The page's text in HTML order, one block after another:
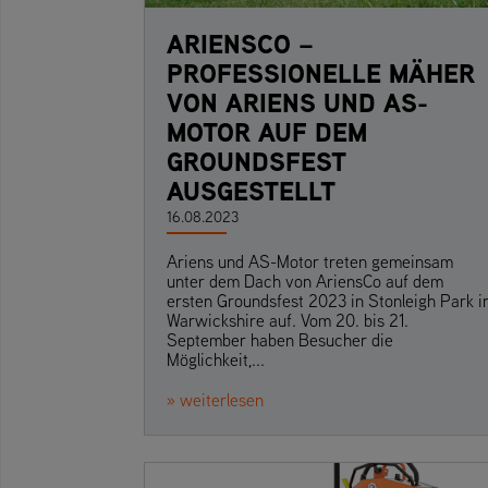
ARIENSCO –
PROFESSIONELLE MÄHER
VON ARIENS UND AS-
MOTOR AUF DEM
GROUNDSFEST
AUSGESTELLT
16.08.2023
Ariens und AS-Motor treten gemeinsam
unter dem Dach von AriensCo auf dem
ersten Groundsfest 2023 in Stonleigh Park
Warwickshire auf. Vom 20. bis 21.
September haben Besucher die
Möglichkeit,...
» weiterlesen